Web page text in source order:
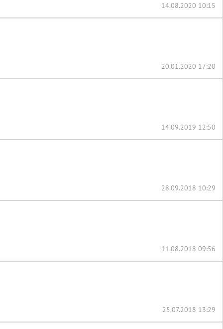
14.08.2020 10:15
20.01.2020 17:20
14.09.2019 12:50
28.09.2018 10:29
11.08.2018 09:56
25.07.2018 13:29